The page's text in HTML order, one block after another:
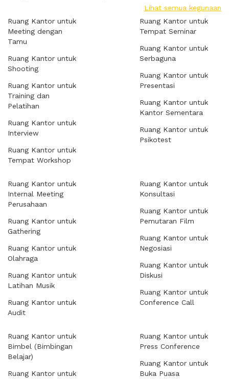
Lihat semua kegunaan
Ruang Kantor untuk
Meeting dengan
Tamu
Ruang Kantor untuk
Shooting
Ruang Kantor untuk
Training dan
Pelatihan
Ruang Kantor untuk
Interview
Ruang Kantor untuk
Tempat Workshop
Ruang Kantor untuk
Tempat Seminar
Ruang Kantor untuk
Serbaguna
Ruang Kantor untuk
Presentasi
Ruang Kantor untuk
Kantor Sementara
Ruang Kantor untuk
Psikotest
Ruang Kantor untuk
Internal Meeting
Perusahaan
Ruang Kantor untuk
Gathering
Ruang Kantor untuk
Olahraga
Ruang Kantor untuk
Latihan Musik
Ruang Kantor untuk
Audit
Ruang Kantor untuk
Konsultasi
Ruang Kantor untuk
Pemutaran Film
Ruang Kantor untuk
Negosiasi
Ruang Kantor untuk
Diskusi
Ruang Kantor untuk
Conference Call
Ruang Kantor untuk
Bimbel (Bimbingan
Belajar)
Ruang Kantor untuk
Ruang Kantor untuk
Press Conference
Ruang Kantor untuk
Buka Puasa